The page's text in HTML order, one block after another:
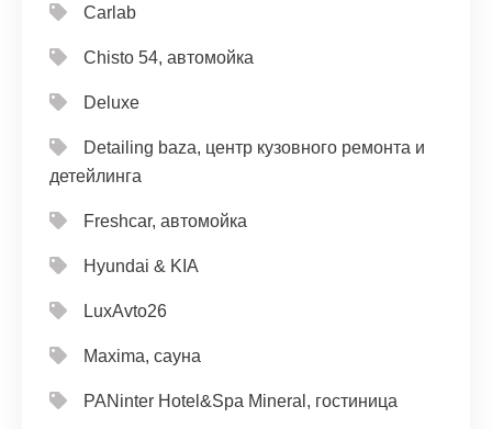
Carlab
Chisto 54, автомойка
Deluxe
Detailing baza, центр кузовного ремонта и
детейлинга
Freshcar, автомойка
Hyundai & KIA
LuxAvto26
Maxima, сауна
PANinter Hotel&Spa Mineral, гостиница